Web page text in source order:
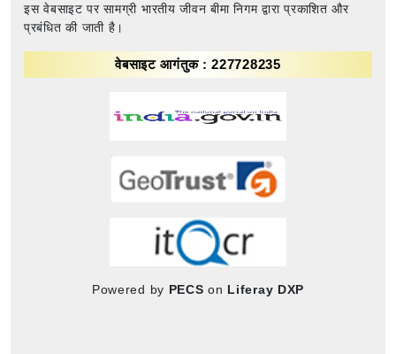
इस वेबसाइट पर सामग्री भारतीय जीवन बीमा निगम द्वारा प्रकाशित और
प्रबंधित की जाती है।
वेबसाइट आगंतुक : 227728235
Powered by PECS on Liferay DXP